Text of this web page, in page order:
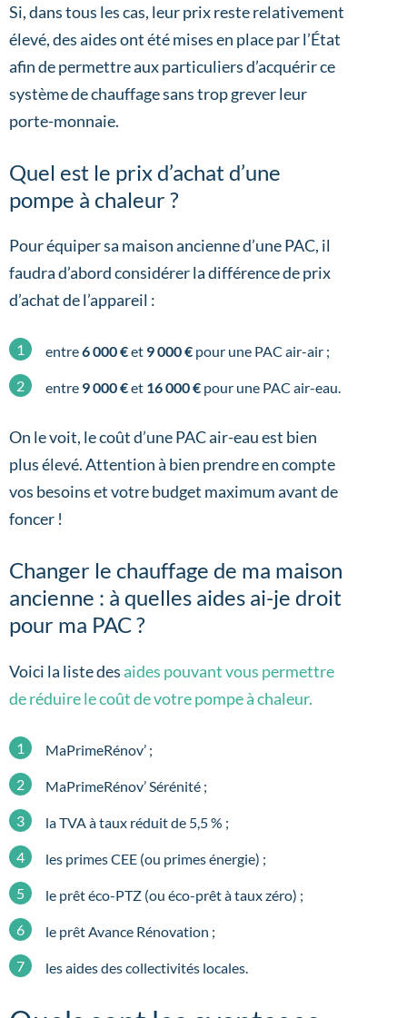
Si, dans tous les cas, leur prix reste relativement
élevé, des aides ont été mises en place par l’État
afin de permettre aux particuliers d’acquérir ce
système de chauffage sans trop grever leur
porte-monnaie.
Quel est le prix d’achat d’une
pompe à chaleur ?
Pour équiper sa maison ancienne d’une PAC, il
faudra d’abord considérer la différence de prix
d’achat de l’appareil :
entre6 000 €et 9 000 € pour une PAC air-air ;
entre 9 000€et 16 000 € pour une PAC air-eau.
On le voit, le coût d’une PAC air-eau est bien
plus élevé. Attention à bien prendre en compte
vos besoins et votre budget maximum avant de
foncer !
Changer le chauffage de ma maison
ancienne : à quelles aides ai-je droit
pour ma PAC ?
Voici la liste desaides pouvant vous permettre
de réduire le coût de votre pompe à chaleur.
MaPrimeRénov’ ;
MaPrimeRénov’ Sérénité ;
la TVA à taux réduit de 5,5 % ;
les primes CEE (ou primes énergie) ;
le prêt éco-PTZ (ou éco-prêt à taux zéro) ;
le prêt Avance Rénovation ;
les aides des collectivités locales.